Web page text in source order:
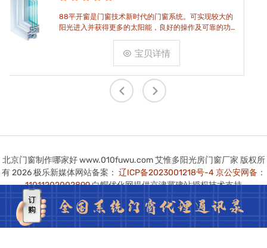
新时代的门窗系统。可实现较大的
太阳能，良好的操作及可靠的功
用。
符合德国RAL标准(
和抗冲击性，特殊的
北京门窗制作哪家好 www.010fuwu.com 艾惟多阳光房门窗厂家 版权所
有 2026 极乐新媒体网站备案： 辽ICP备2023001218号-4 京公安网备：
11011202002899白帽优化网提供京津冀建站授权技术支持
本站图版文字视频这类版权声明：艾惟多无法鉴别所上传图片文字视频等
知识版权，如果涉猎侵犯版权或违法内容，请及时通知联系普法志愿服务
网平台法务400-039-6198，官方将在第一时间及时删除!